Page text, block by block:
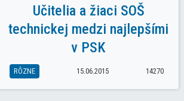
Učitelia a žiaci SOŠ
technickej medzi najlepšími
v PSK
RÔZNE 15.06.2015 14270